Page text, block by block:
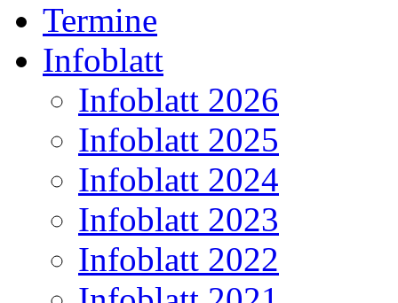
Termine
Infoblatt
Infoblatt 2026
Infoblatt 2025
Infoblatt 2024
Infoblatt 2023
Infoblatt 2022